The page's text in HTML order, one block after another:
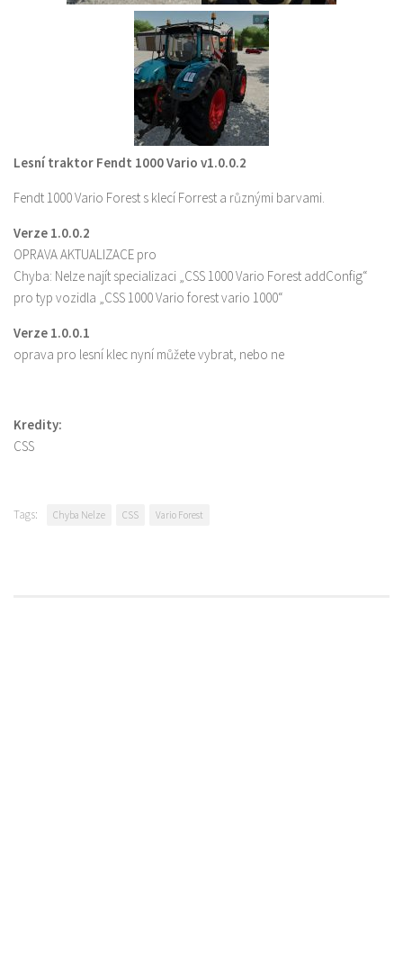
Lesní traktor Fendt 1000 Vario v1.0.0.2
Fendt 1000 Vario Forest s klecí Forrest a různými barvami.
Verze 1.0.0.2
OPRAVA AKTUALIZACE pro
Chyba: Nelze najít specializaci „CSS 1000 Vario Forest addConfig“
pro typ vozidla „CSS 1000 Vario forest vario 1000“
Verze 1.0.0.1
oprava pro lesní klec nyní můžete vybrat, nebo ne
Kredity:
CSS
Tags: Chyba Nelze CSS Vario Forest